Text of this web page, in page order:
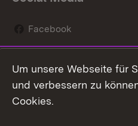
Facebook
Social Wall
Youtube
Um unsere Webseite für
und verbessern zu
Cookies.